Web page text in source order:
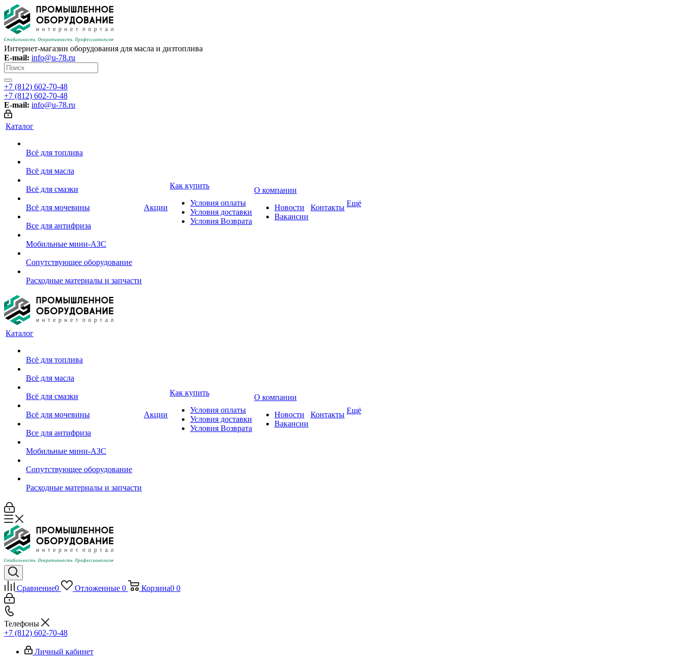
Интернет-магазин оборудования для масла и дизтоплива
E-mail: info@u-78.ru
+7 (812) 602-70-48
+7 (812) 602-70-48
E-mail: info@u-78.ru
Каталог
Всё для топлива
Всё для масла
Всё для смазки
Всё для мочевины
Все для антифриза
Мобильные мини-АЗС
Сопутствующее оборудование
Расходные материалы и запчасти
Акции
Как купить
Условия оплаты
Условия доставки
Условия Возврата
О компании
Новости
Вакансии
Контакты Ещё
Каталог
Всё для топлива
Всё для масла
Всё для смазки
Всё для мочевины
Все для антифриза
Мобильные мини-АЗС
Сопутствующее оборудование
Расходные материалы и запчасти
Акции
Как купить
Условия оплаты
Условия доставки
Условия Возврата
О компании
Новости
Вакансии
Контакты Ещё
Сравнение0 Отложенные 0 Корзина0 0
Телефоны
+7 (812) 602-70-48
Личный кабинет